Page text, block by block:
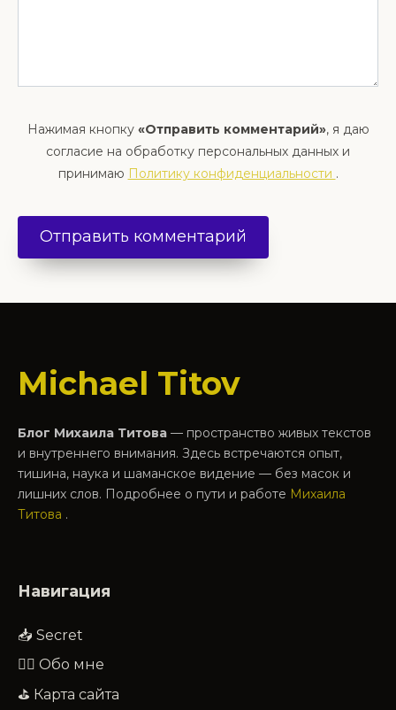
Нажимая кнопку «Отправить комментарий», я даю
согласие на обработку персональных данных и
принимаю Политику конфиденциальности .
Michael Titov
Блог Михаила Титова — пространство живых текстов
и внутреннего внимания. Здесь встречаются опыт,
тишина, наука и шаманское видение — без масок и
лишних слов. Подробнее о пути и работе Михаила
Титова .
Навигация
📥 Secret
🧔‍♂️ Обо мне
⛳ Карта сайта